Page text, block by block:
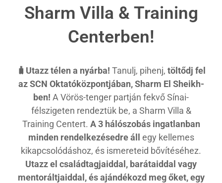
Sharm Villa & Training
Centerben!
🧳Utazz télen a nyárba! Tanulj, pihenj, töltődj fel
az SCN Oktatóközpontjában, Sharm El Sheikh-
ben! A Vörös-tenger partján fekvő Sínai-
félszigeten rendeztük be, a Sharm Villa &
Training Centert. A 3 hálószobás ingatlanban
minden rendelkezésedre áll egy kellemes
kikapcsolódáshoz, és ismereteid bővítéséhez.
Utazz el családtagjaiddal, barátaiddal vagy
mentoráltjaiddal, és ajándékozd meg őket, egy